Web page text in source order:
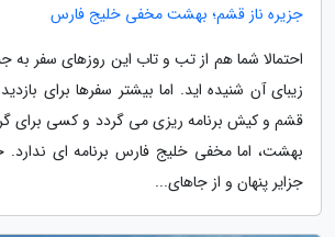
جزیره ناز قشم؛ بهشت مخفی خلیج فارس
احتمالا شما هم از تب و تاب این روزهای سفر به
زیبای آن شنیده اید. اما بیشتر سفرها برای
قشم و کیش برنامه ریزی می گردد و کسی برای
بهشت، اما مخفی خلیج فارس برنامه ای ندارد.
جزایر پنهان و از جاهای...